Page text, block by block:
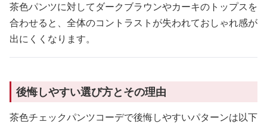
茶色パンツに対してダークブラウンやカーキのトップスを
合わせると、全体のコントラストが失われておしゃれ感が
出にくくなります。
後悔しやすい選び方とその理由
茶色チェックパンツコーデで後悔しやすいパターンは以下